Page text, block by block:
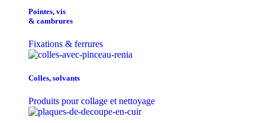
Pointes, vis
& cambrures
Fixations & ferrures
Colles, solvants
Produits pour collage et nettoyage